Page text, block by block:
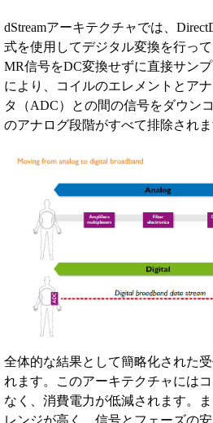
dStreamアーキテクチャでは、
式を使用してデジタル変換を行っ
MR信号をDC変換せずに直接サン
により、コイルのエレメントとア
タ（ADC）との間の信号をダウン
のアナログ段階がすべて排除されま
全体的な結果として簡略化された
れます。このアーキテクチャには
なく、消費電力が低減されます。
レンジが高く、信号とフェーズの